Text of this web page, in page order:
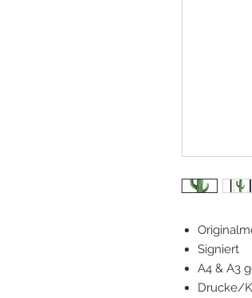
Signiert
A4 & A3
Drucke/